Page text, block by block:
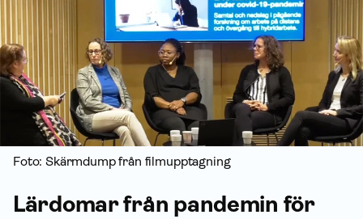
Foto: Skärmdump från filmupptagning
Lärdomar från pandemin för